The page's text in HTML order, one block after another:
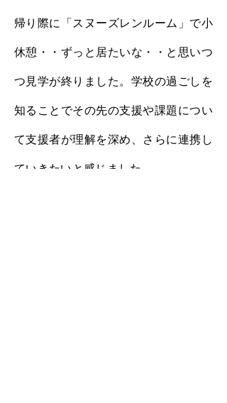
帰り際に「スヌーズレンルーム」で小
休憩・・ずっと居たいな・・と思いつ
つ見学が終りました。学校の過ごしを
知ることでその先の支援や課題につい
て支援者が理解を深め、さらに連携し
ていきたいと感じました。